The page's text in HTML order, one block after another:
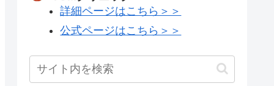
詳細ページはこちら＞＞
公式ページはこちら＞＞